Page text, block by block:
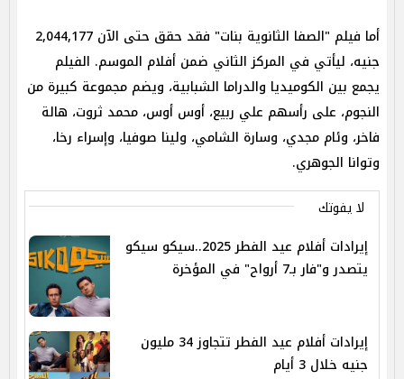
أما فيلم "الصفا الثانوية بنات" فقد حقق حتى الآن 2,044,177
جنيه، ليأتي في المركز الثاني ضمن أفلام الموسم. الفيلم
يجمع بين الكوميديا والدراما الشبابية، ويضم مجموعة كبيرة من
النجوم، على رأسهم علي ربيع، أوس أوس، محمد ثروت، هالة
فاخر، وئام مجدي، وسارة الشامي، ولينا صوفيا، وإسراء رخا،
وتوانا الجوهري.
لا يفوتك
إيرادات أفلام عيد الفطر 2025..سيكو سيكو
يتصدر و"فار بـ7 أرواح" في المؤخرة
إيرادات أفلام عيد الفطر تتجاوز 34 مليون
جنيه خلال 3 أيام